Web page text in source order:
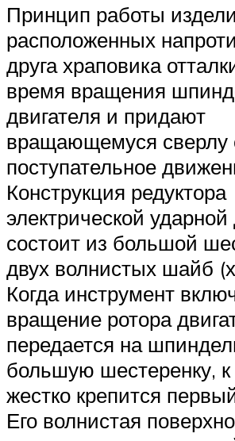
Принцип работы
расположенных
друга храповика
время вращения
двигателя и придают
вращающемуся сверлу
поступательное
Конструкция редуктора
электрической ударной
состоит из большой
двух волнистых шайб
Когда инструмент
вращение ротора
передается на
большую шестеренку, к
жестко крепится
Его волнистая